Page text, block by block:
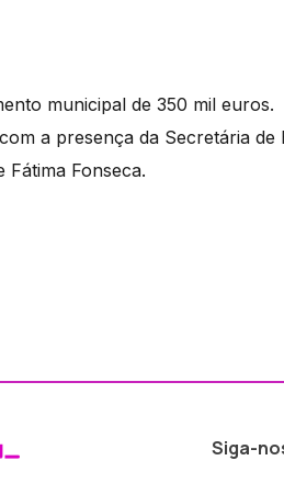
municipal de 350 mil euros.
a presença da Secretária
Fátima Fonseca.
Siga-